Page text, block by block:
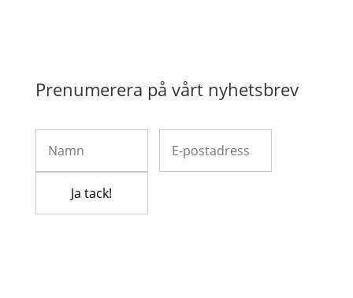
Prenumerera på vårt nyhetsbrev